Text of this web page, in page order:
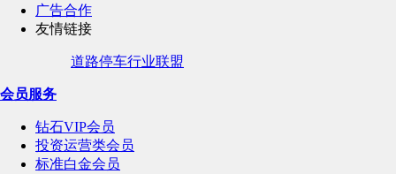
广告合作
友情链接
道路停车行业联盟
会员服务
钻石VIP会员
投资运营类会员
标准白金会员